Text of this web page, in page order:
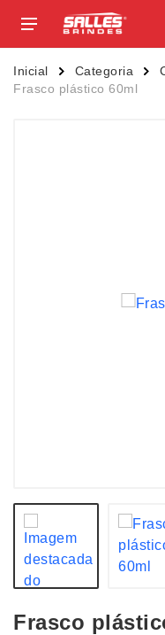
Inicial Categoria
Frasco plástico 60ml
Frasco